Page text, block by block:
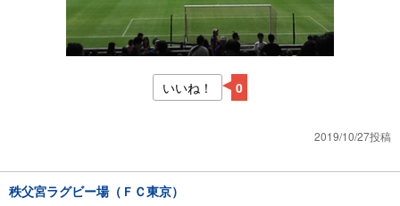
いいね！ 0
2019/10/27投稿
秩父宮ラグビー場（ＦＣ東京）